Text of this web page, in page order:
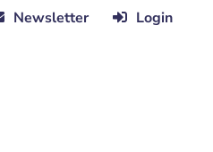
Newsletter Login